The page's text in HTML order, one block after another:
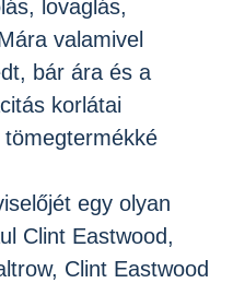
lovaglás,
valamivel
bár ára és a
korlátai
egy olyan
Clint Eastwood,
Clint Eastwood